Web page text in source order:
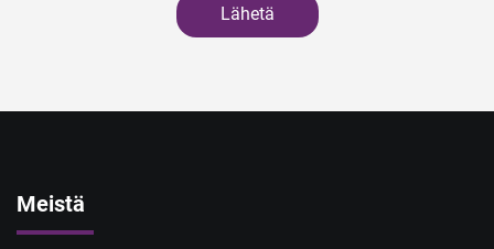
Lähetä
Meistä